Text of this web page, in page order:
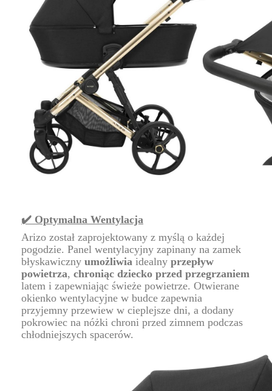
✔️ Optymalna Wentylacja
Arizo został zaprojektowany z myślą o każdej
pogodzie. Panel wentylacyjny zapinany na zamek
błyskawiczny umożliwia idealny przepływ
powietrza, chroniąc dziecko przed przegrzaniem
latem i zapewniając świeże powietrze. Otwierane
okienko wentylacyjne w budce zapewnia
przyjemny przewiew w cieplejsze dni, a dodany
pokrowiec na nóżki chroni przed zimnem podczas
chłodniejszych spacerów.